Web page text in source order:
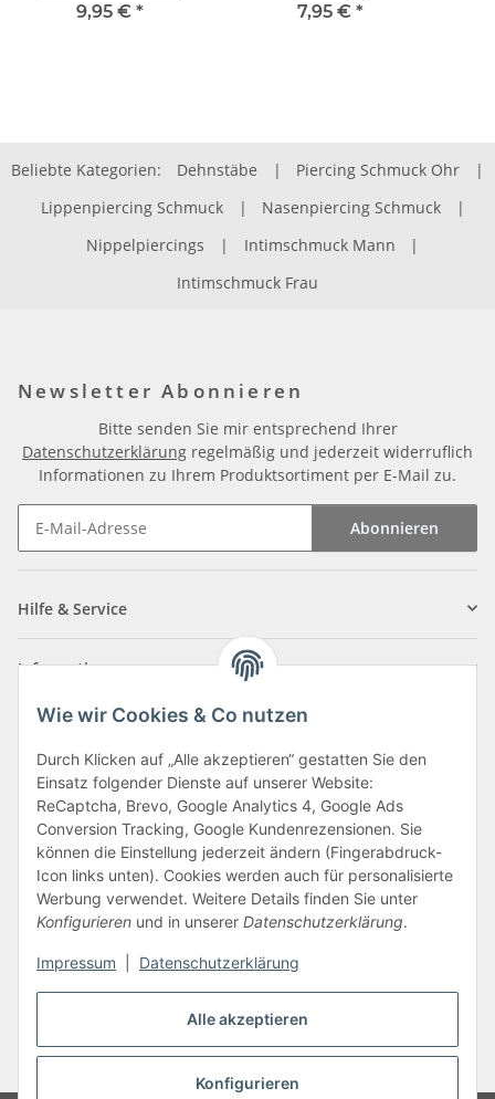
Alle akzeptieren
Konfigurieren
Wie wir Cookies & Co nutzen
Durch Klicken auf „Alle akzeptieren“ gestatten Sie den
Einsatz folgender Dienste auf unserer Website:
ReCaptcha, Brevo, Google Analytics 4, Google Ads
Conversion Tracking, Google Kundenrezensionen. Sie
können die Einstellung jederzeit ändern (Fingerabdruck-
Icon links unten). Cookies werden auch für personalisierte
Werbung verwendet. Weitere Details finden Sie unter
Konfigurieren und in unserer Datenschutzerklärung.
Impressum Datenschutzerklärung
9,95 € *
7,95 € *
Beliebte Kategorien: Dehnstäbe | Piercing Schmuck Ohr
|
Lippenpiercing Schmuck
| Nasenpiercing Schmuck
|
Nippelpiercings
| Intimschmuck Mann
|
Intimschmuck Frau
Newsletter Abonnieren
Bitte senden Sie mir entsprechend Ihrer
Datenschutzerklärung regelmäßig und jederzeit widerruflich
Informationen zu Ihrem Produktsortiment per E-Mail zu.
Abonnieren
Hilfe & Service
Informationen
Zahlungsarten
Vertrag widerrufen
* Alle Preise inkl. gesetzlicher USt., zzgl.